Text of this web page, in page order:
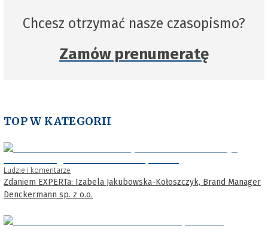
Chcesz otrzymać nasze czasopismo?
Zamów prenumeratę
TOP W KATEGORII
Ludzie i komentarze
Zdaniem EXPERTa: Izabela Jakubowska-Kołoszczyk, Brand Manager
Denckermann sp. z o.o.